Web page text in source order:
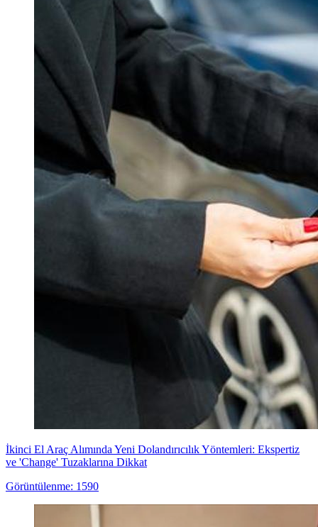
İkinci El Araç Alımında Yeni Dolandırıcılık Yöntemleri: Ekspertiz
ve 'Change' Tuzaklarına Dikkat
Görüntülenme: 1590